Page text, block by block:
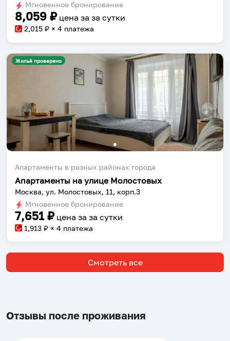
Мгновенное бронирование
8,059 ₽ цена за за сутки
2,015 ₽ × 4 платежа
Жильё проверено
Апартаменты в разных районах города
Апартаменты на улице Молостовых
Москва, ул. Молостовых, 11, корп.3
Мгновенное бронирование
7,651₽ цена за за сутки
1,913 ₽ × 4 платежа
Смотреть все
Отзывы после проживания